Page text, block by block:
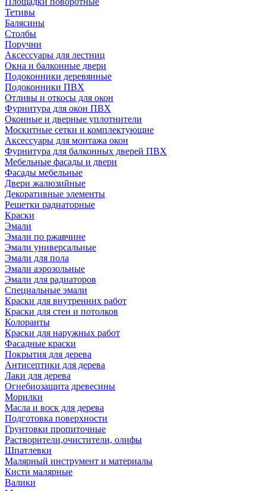
Тетивы
Балясины
Столбы
Поручни
Аксессуары для лестниц
Окна и балконные двери
Подоконники деревянные
Подоконники ПВХ
Отливы и откосы для окон
Фурнитура для окон ПВХ
Оконные и дверные уплотнители
Москитные сетки и комплектующие
Аксессуары для монтажа окон
Фурнитура для балконных дверей ПВХ
Мебельные фасады и двери
Фасады мебельные
Двери жалюзийные
Декоративные элементы
Решетки радиаторные
Краски
Эмали
Эмали по ржавчине
Эмали универсальные
Эмали для пола
Эмали аэрозольные
Эмали для радиаторов
Специальные эмали
Краски для внутренних работ
Краски для стен и потолков
Колоранты
Краски для наружных работ
Фасадные краски
Покрытия для дерева
Антисептики для дерева
Лаки для дерева
Огнебиозащита древесины
Морилки
Масла и воск для дерева
Подготовка поверхности
Грунтовки пропиточные
Растворители,очистители, олифы
Шпатлевки
Малярный инструмент и материалы
Кисти малярные
Валики